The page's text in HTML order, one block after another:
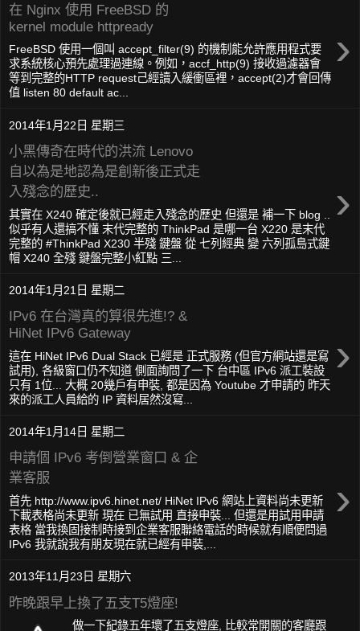
在 Nginx 使用 FreeBSD 的
kernel module httpready
›
FreeBSD 使用一個叫 accept_filter(9) 的機制能允許應用程式要
求系統核心預先處理過連線。例如，accf_http(9) 接收過濾器會
等到完整的HTTP request己經讀入緩衝區裡，accept(2)才會回傳
值 listen 80 default ac...
2014年1月22日 星期三
小黑傳奇在時代的洪流 Lenovo
自以為是地認為是創新後正式走
入殘念的歷史..
›
其實在 X240 確定後就已經走入殘念的歷史 但還是 補一下 blog ..
似乎有人還搞不懂 末代完整的 ThinkPad 是哪一台 X220 是末代
完整的 #ThinkPad X230 半殘 鍵盤 從 七列經典 變 六列孤島式鍵
帽 X240 全殘 鍵盤完整小紅點 三...
2014年1月21日 星期二
IPv6 在台灣真的算很先進!? &
HiNet IPv6 Gateway
›
這在 HiNet IPv6 Dual Stack 已經是 正式服務 (但官方網站還是寫
試用), 各級窗口仍不知道 側面詢問了一下 台中區 IPv6 派工裝設
只有 1位... 大概 20幾戶有申裝, 都是因為 Youtube 才申請的 昨天
來的派工人員給的 IP 資料居然沒寫...
2014年1月14日 星期二
申請個 IPv6 考倒營業窗口 & 企
業客服
›
首先 http://www.ipv6.hinet.net/ HiNet IPv6 網站上資料尚未更新
下載表格尚未更新 現在 已無試用 直接申裝... 但還是用試用申請
表格 當我換固接制時接到企業客服聯絡電話的時候就有順便問過
IPv6 我就說我有朋友現在就已經有申裝,...
2013年11月23日 星期六
昨晚跟早上換了五支T5燈座!
做一下紀錄五年壞了五支燈座, 比較常開關的客廳跟